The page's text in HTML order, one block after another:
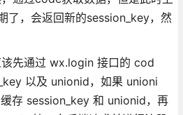
了，会返回新的session_key，然
先通过 wx.login 接口的 cod
以及 unionid，如果 unioni
存 session_key 和 unionid，再